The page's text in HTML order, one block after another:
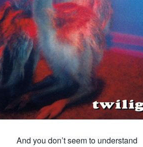
And you don’t seem to understand